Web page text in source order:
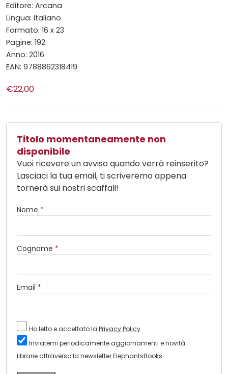
Editore: Arcana
Lingua: Italiano
Formato: 16 x 23
Pagine: 192
Anno: 2016
EAN: 9788862318419
€22,00
Titolo momentaneamente non
disponibile
Vuoi ricevere un avviso quando verrà reinserito?
Lasciaci la tua email, ti scriveremo appena
tornerà sui nostri scaffali!
Nome *
Cognome *
Email *
Ho letto e accettato la Privacy Policy
Inviatemi periodicamente aggiornamenti e novità
librarie attraverso la newsletter ElephantsBooks